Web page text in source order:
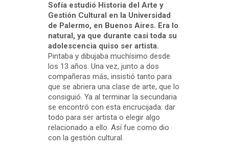
Sofía estudió Historia del Arte y
Gestión Cultural en la Universidad
de Palermo, en Buenos Aires. Era lo
natural, ya que durante casi toda su
adolescencia quiso ser artista.
Pintaba y dibujaba muchísimo desde
los 13 años. Una vez, junto a dos
compañeras más, insistió tanto para
que se abriera una clase de arte, que lo
consiguió. Ya al terminar la secundaria
se encontró con esta encrucijada: dar
todo para ser artista o elegir algo
relacionado a ello. Así fue como dio
con la gestión cultural.